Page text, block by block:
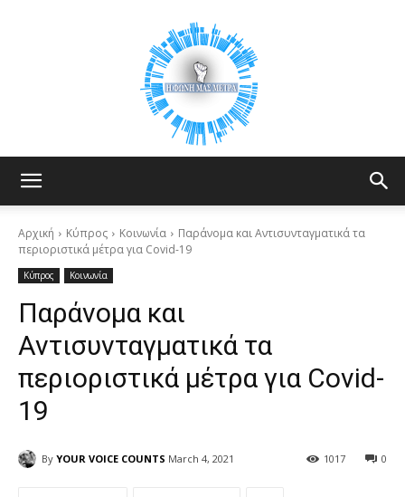
Counts
Αρχική Κύπρος Κοινωνία
Παράνομα και Αντισυνταγματικά τα
περιοριστικά μέτρα για Covid-19
Κύπρος Κοινωνία
Παράνομα και
Αντισυνταγματικά τα
περιοριστικά μέτρα για Covid-
19
By YOUR VOICE COUNTS March 4, 2021 0
1017